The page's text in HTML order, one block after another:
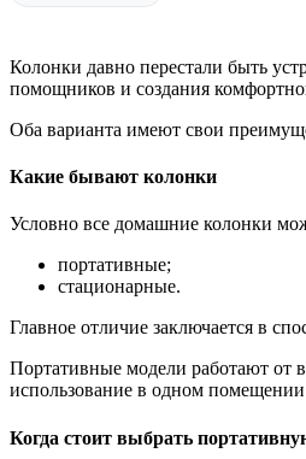
Колонки давно перестали быть
помощников и создания
Оба варианта имеют свои
Какие бывают колонки
Условно все домашние колонки
портативные;
стационарные.
Главное отличие заключается в
Портативные модели работают от
использование в одном
Когда стоит выбрать